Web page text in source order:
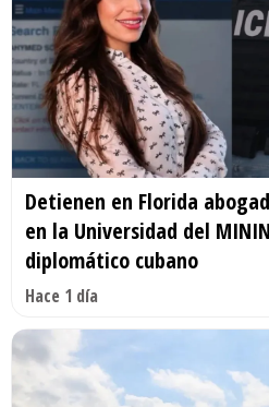
Detienen en Florida
en la Universidad del
diplomático cubano
Hace 1 día